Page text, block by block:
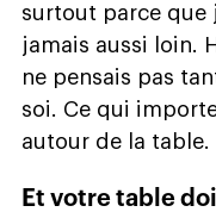
surtout parce que
jamais aussi loin.
ne pensais pas
soi. Ce qui
autour de la table.
Et votre table